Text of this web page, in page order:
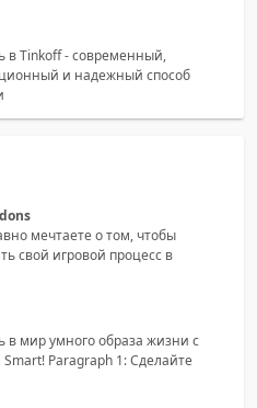
в Tinkoff - современный,
и надежный способ
мечтаете о том, чтобы
свой игровой процесс в
в мир умного образа жизни с
Paragraph 1: Сделайте